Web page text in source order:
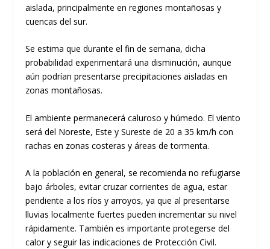
aislada, principalmente en regiones montañosas y
cuencas del sur.
Se estima que durante el fin de semana, dicha
probabilidad experimentará una disminución, aunque
aún podrían presentarse precipitaciones aisladas en
zonas montañosas.
El ambiente permanecerá caluroso y húmedo. El viento
será del Noreste, Este y Sureste de 20 a 35 km/h con
rachas en zonas costeras y áreas de tormenta.
A la población en general, se recomienda no refugiarse
bajo árboles, evitar cruzar corrientes de agua, estar
pendiente a los ríos y arroyos, ya que al presentarse
lluvias localmente fuertes pueden incrementar su nivel
rápidamente. También es importante protegerse del
calor y seguir las indicaciones de Protección Civil.